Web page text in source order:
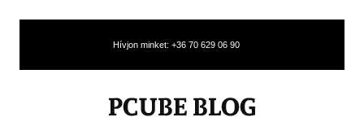
Hívjon minket: +36 70 629 06 90